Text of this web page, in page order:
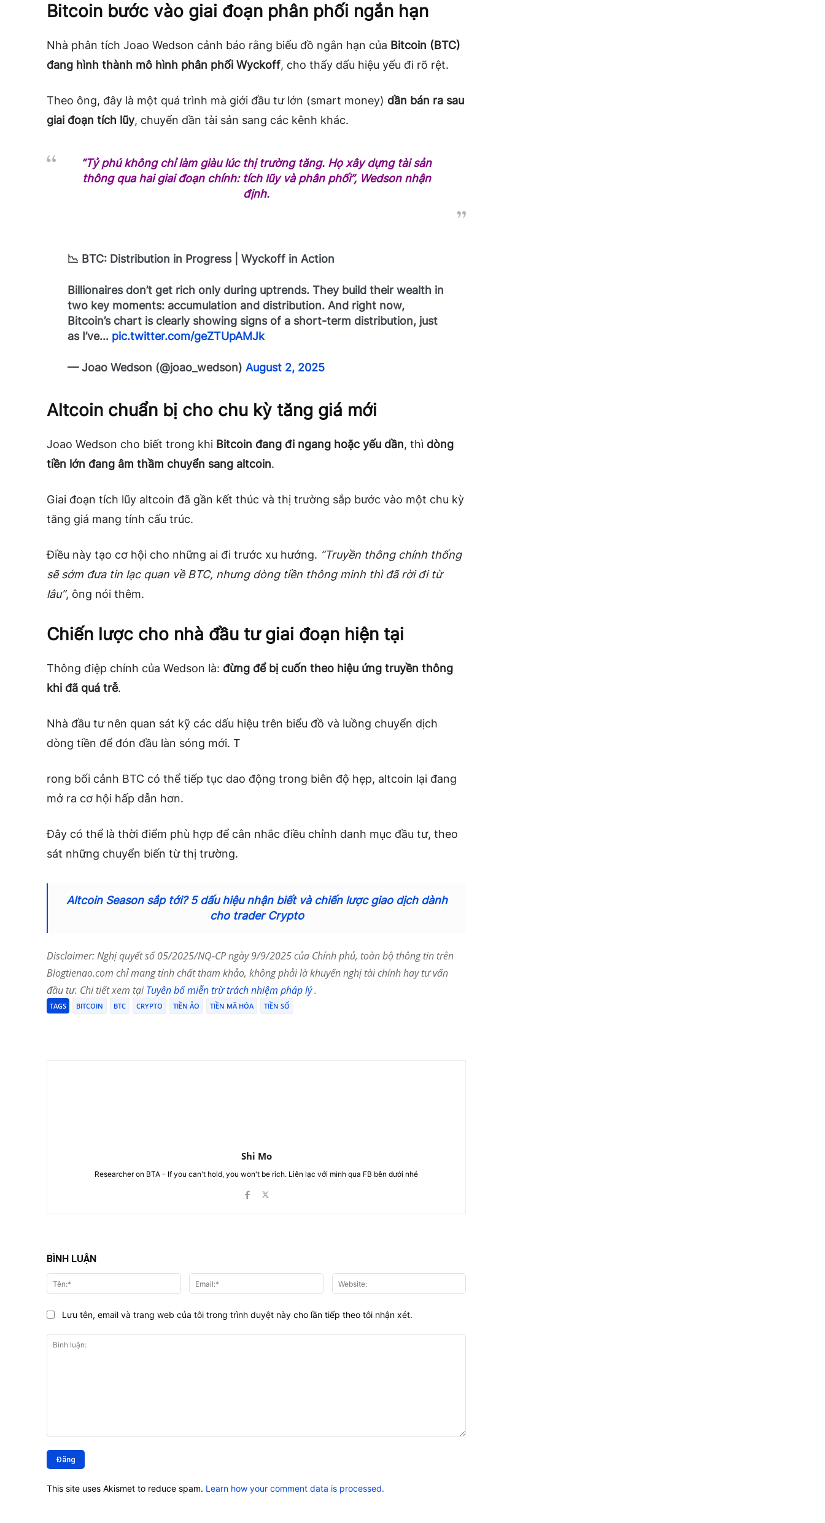
Bitcoin bước vào giai đoạn phân phối ngắn hạn
Nhà phân tích Joao Wedson cảnh báo rằng biểu đồ ngắn hạn của Bitcoin (BTC)
đang hình thành mô hình phân phối Wyckoff, cho thấy dấu hiệu yếu đi rõ rệt.
Theo ông, đây là một quá trình mà giới đầu tư lớn (smart money) dần bán ra sau
giai đoạn tích lũy, chuyển dần tài sản sang các kênh khác.
“Tỷ phú không chỉ làm giàu lúc thị trường tăng. Họ xây dựng tài sản
thông qua hai giai đoạn chính: tích lũy và phân phối”, Wedson nhận
định.
📉 BTC: Distribution in Progress | Wyckoff in Action
Billionaires don’t get rich only during uptrends. They build their wealth in
two key moments: accumulation and distribution. And right now,
Bitcoin’s chart is clearly showing signs of a short-term distribution, just
as I’ve… pic.twitter.com/geZTUpAMJk
— Joao Wedson (@joao_wedson)August 2, 2025
Altcoin chuẩn bị cho chu kỳ tăng giá mới
Joao Wedson cho biết trong khi Bitcoin đang đi ngang hoặc yếu dần, thì dòng
tiền lớn đang âm thầm chuyển sang altcoin.
Giai đoạn tích lũy altcoin đã gần kết thúc và thị trường sắp bước vào một chu kỳ
tăng giá mang tính cấu trúc.
Điều này tạo cơ hội cho những ai đi trước xu hướng. “Truyền thông chính thống
sẽ sớm đưa tin lạc quan về BTC, nhưng dòng tiền thông minh thì đã rời đi từ
lâu”, ông nói thêm.
Chiến lược cho nhà đầu tư giai đoạn hiện tại
Thông điệp chính của Wedson là: đừng để bị cuốn theo hiệu ứng truyền thông
khi đã quá trễ.
Nhà đầu tư nên quan sát kỹ các dấu hiệu trên biểu đồ và luồng chuyển dịch
dòng tiền để đón đầu làn sóng mới. T
rong bối cảnh BTC có thể tiếp tục dao động trong biên độ hẹp, altcoin lại đang
mở ra cơ hội hấp dẫn hơn.
Đây có thể là thời điểm phù hợp để cân nhắc điều chỉnh danh mục đầu tư, theo
sát những chuyển biến từ thị trường.
Altcoin Season sắp tới? 5 dấu hiệu nhận biết và chiến lược giao dịch dành
cho trader Crypto
Disclaimer: Nghị quyết số 05/2025/NQ-CP ngày 9/9/2025 của Chính phủ, toàn bộ thông tin trên
Blogtienao.com chỉ mang tính chất tham khảo, không phải là khuyến nghị tài chính hay tư vấn
đầu tư. Chi tiết xem tạiTuyên bố miễn trừ trách nhiệm pháp lý.
TAGS BITCOIN BTC CRYPTO TIỀN ẢO TIỀN MÃ HÓA TIỀN SỐ
Shi Mo
Researcher on BTA - If you can't hold, you won't be rich. Liên lạc với mình qua FB bên dưới nhé
BÌNH LUẬN
luận:
Tên:* Email:*
Lưu tên, email và trang web của tôi trong trình duyệt này cho lần tiếp theo tôi nhận xét.
This site uses Akismet to reduce spam. Learn how your comment data is processed.